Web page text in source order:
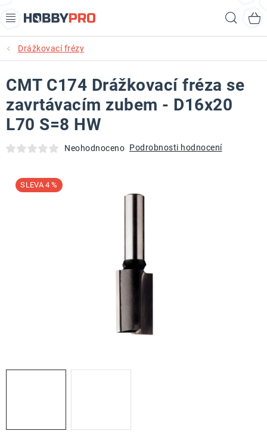
na
AKCE
PRODUKTY
PRODUKTY RECORD POWER
PRODUKTY BENET
Kontakt
Drážkovací frézy
CMT C174 Drážkovací fréza se
zavrtávacím zubem - D16x20
L70 S=8 HW
Neohodnoceno Podrobnosti hodnocení
4 %